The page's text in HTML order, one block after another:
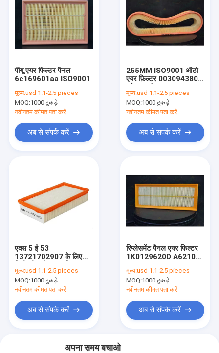
पीयू एयर फिल्टर पैनल
6c169601aa ISO9001
मूल्य:usd 1.1-2.5 pieces
MOQ:1000 टुकड़े
नवीनतम कीमत पता करें
अब से संपर्क करें
255MM ISO9001 ऑटो
एयर फ़िल्टर 0030943804
मूल्य:usd 1.1-2.5 pieces
MOQ:1000 टुकड़े
नवीनतम कीमत पता करें
अब से संपर्क करें
एक्स 5 ई 53
13721702907 के लिए
मूल्य:usd 1.1-2.5 pieces
MOQ:1000 टुकड़े
नवीनतम कीमत पता करें
अब से संपर्क करें
रिप्लेसमेंट पैनल एयर फिल्टर
1K0129620D A62102
3012906201K0D
EA0402 ADV182204
BFA2001
मूल्य:usd 1.1-2.5 pieces
MOQ:1000 टुकड़े
नवीनतम कीमत पता करें
अब से संपर्क करें
अपना समय बचाओ